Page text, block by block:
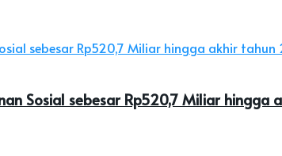
Sosial sebesar Rp520,7 Miliar hingga